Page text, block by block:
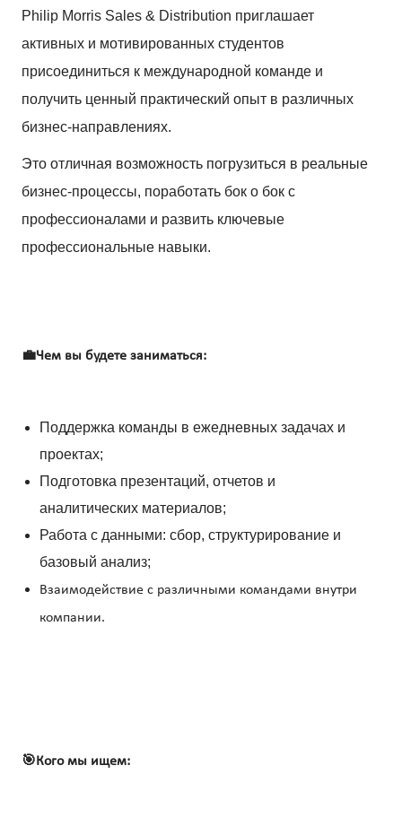
Philip Morris Sales & Distribution приглашает
активных и мотивированных студентов
присоединиться к международной команде и
получить ценный практический опыт в различных
бизнес-направлениях.
Это отличная возможность погрузиться в реальные
бизнес-процессы, поработать бок о бок с
профессионалами и развить ключевые
профессиональные навыки.
💼Чем вы будете заниматься:
Поддержка команды в ежедневных задачах и
проектах;
Подготовка презентаций, отчетов и
аналитических материалов;
Работа с данными: сбор, структурирование и
базовый анализ;
Взаимодействие с различными командами внутри
компании.
🎯Кого мы ищем: